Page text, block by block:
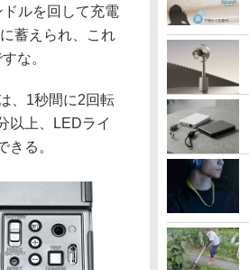
ルを回して充電
蓄えられ、これ
な。
、1秒間に2回転
以上、LEDライ
きる。